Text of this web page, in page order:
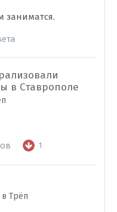
заниматся.
в Ставрополе
1
Трёп